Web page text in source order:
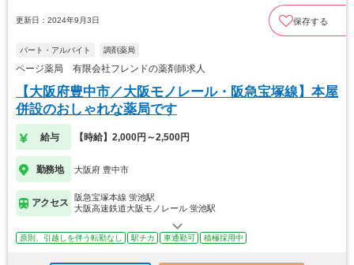
更新日：2024年9月3日 保存する
パート・アルバイト 調剤薬局
ページ薬局 有限会社フレンドの薬剤師求人
【大阪府豊中市／大阪モノレール・阪急宝塚線】本屋
併設のおしゃれな薬局です
給与 【時給】2,000円～2,500円
勤務地 大阪府 豊中市
アクセス
阪急宝塚本線 蛍池駅
大阪高速鉄道大阪モノレール 蛍池駅
原則、引越しを伴う転勤なし 駅チカ 車通勤可 積極採用中